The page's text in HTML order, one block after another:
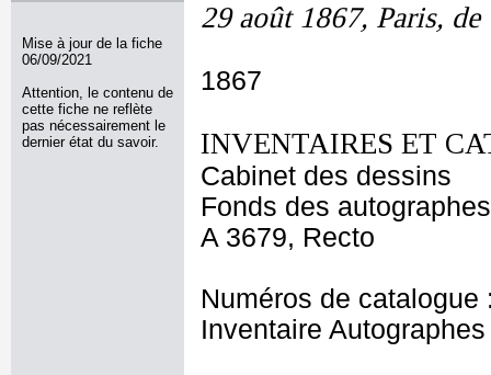
Mise à jour de la fiche
06/09/2021
Attention, le contenu de
cette fiche ne reflète
pas nécessairement le
dernier état du savoir.
29 août 1867, Paris,
1867
INVENTAIRES ET
Cabinet des dessins
Fonds des autographes
A 3679, Recto
Numéros de catalogue
Inventaire